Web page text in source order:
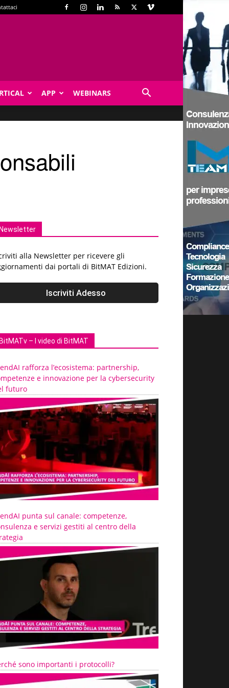
APP WEBINARS
alla Newsletter per ricevere gli
dai portali di BitMAT Edizioni.
– I video di BitMAT
rafforza l’ecosistema: partnership,
e innovazione per la cybersecurity
futuro
punta sul canale: competenze,
e servizi gestiti al centro della
sono importanti i protocolli?